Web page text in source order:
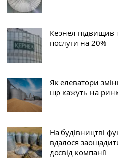
Кернел підвищив
послуги на 20%
Як елеватори
що кажуть на
На будівництві
вдалося
досвід компанії